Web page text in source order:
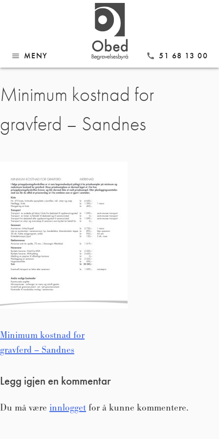
menu MENY call 51 68 13 00
Gå
til
innhold
Minimum kostnad for
gravferd – Sandnes
Innleggsnavigasjon
Minimum kostnad for
gravferd – Sandnes
Legg igjen en kommentar
Du må være innlogget for å kunne kommentere.